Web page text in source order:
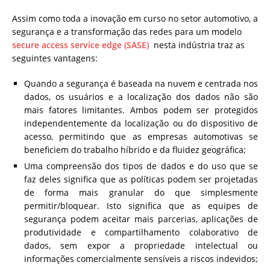
Assim como toda a inovação em curso no setor automotivo, a
segurança e a transformação das redes para um modelo
secure access service edge (SASE) nesta indústria traz as
seguintes vantagens:
Quando a segurança é baseada na nuvem e centrada nos
dados, os usuários e a localização dos dados não são
mais fatores limitantes. Ambos podem ser protegidos
independentemente da localização ou do dispositivo de
acesso, permitindo que as empresas automotivas se
beneficiem do trabalho híbrido e da fluidez geográfica;
Uma compreensão dos tipos de dados e do uso que se
faz deles significa que as políticas podem ser projetadas
de forma mais granular do que simplesmente
permitir/bloquear. Isto significa que as equipes de
segurança podem aceitar mais parcerias, aplicações de
produtividade e compartilhamento colaborativo de
dados, sem expor a propriedade intelectual ou
informações comercialmente sensíveis a riscos indevidos;